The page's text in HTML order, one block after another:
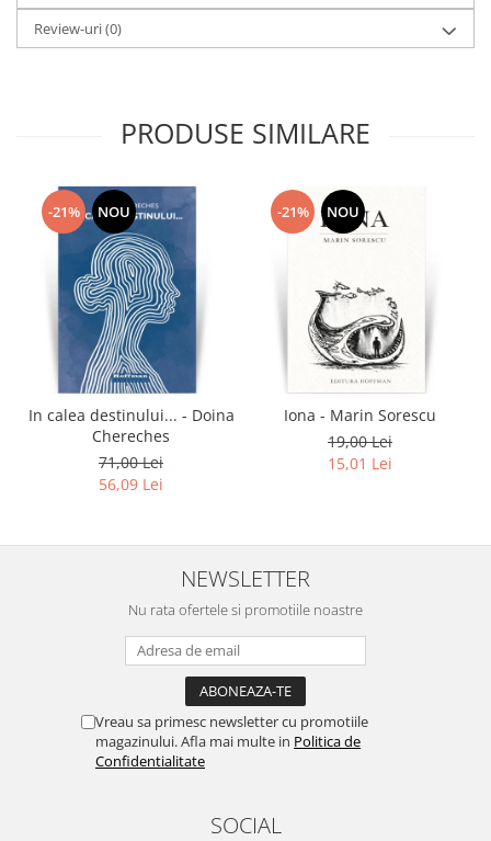
Review-uri(0)
PRODUSE SIMILARE
-21% NOU
In calea destinului... - Doina
Chereches
71,00 Lei
56,09 Lei
-21% NOU
Iona - Marin Sorescu
19,00 Lei
15,01 Lei
NEWSLETTER
Nu rata ofertele si promotiile noastre
Vreau sa primesc newsletter cu promotiile
magazinului. Afla mai multe in Politica de
Confidentialitate
SOCIAL